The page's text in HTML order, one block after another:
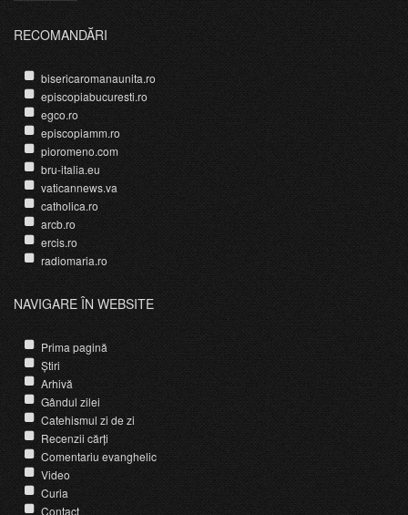
RECOMANDĂRI
bisericaromanaunita.ro
episcopiabucuresti.ro
egco.ro
episcopiamm.ro
pioromeno.com
bru-italia.eu
vaticannews.va
catholica.ro
arcb.ro
ercis.ro
radiomaria.ro
NAVIGARE ÎN WEBSITE
Prima pagină
Știri
Arhivă
Gândul zilei
Catehismul zi de zi
Recenzii cărți
Comentariu evanghelic
Video
Curia
Contact